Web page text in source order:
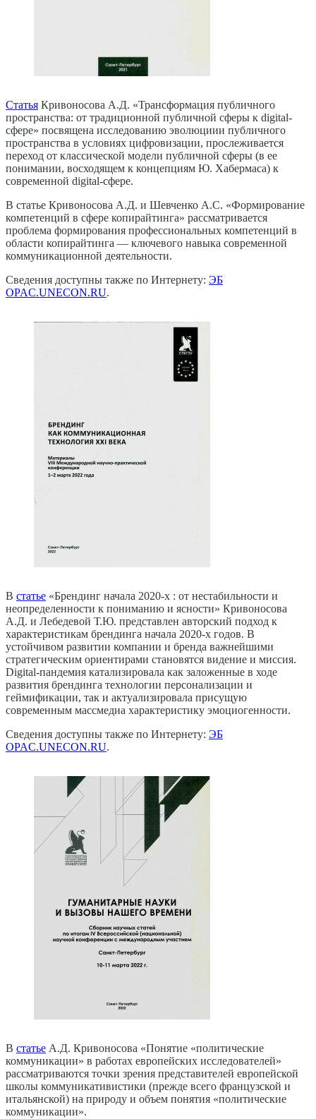
Статья Кривоносова А.Д. «Трансформация публичного
пространства: от традиционной публичной сферы к digital-
сфере» посвящена исследованию эволюциии публичного
пространства в условиях цифровизации, прослеживается
переход от классической модели публичной сферы (в ее
понимании, восходящем к концепциям Ю. Хабермаса) к
современной digital‑сфере.
В статье Кривоносова А.Д. и Шевченко А.С. «Формирование
компетенций в сфере копирайтинга» рассматривается
проблема формирования профессиональных компетенций в
области копирайтинга — ключевого навыка современной
коммуникационной деятельности.
Сведения доступны также по Интернету: ЭБ
OPAC.UNECON.RU.
В статье «Брендинг начала 2020-х : от нестабильности и
неопределенности к пониманию и ясности» Кривоносова
А.Д. и Лебедевой Т.Ю. представлен авторский подход к
характеристикам брендинга начала 2020-х годов. В
устойчивом развитии компании и бренда важнейшими
стратегическим ориентирами становятся видение и миссия.
Digital-пандемия катализировала как заложенные в ходе
развития брендинга технологии персонализации и
геймификации, так и актуализировала присущую
современным массмедиа характеристику эмоциогенности.
Сведения доступны также по Интернету: ЭБ
OPAC.UNECON.RU.
В статье А.Д. Кривоносова «Понятие «политические
коммуникации» в работах европейских исследователей»
рассматриваются точки зрения представителей европейской
школы коммуникативистики (прежде всего французской и
итальянской) на природу и объем понятия «политические
коммуникации».